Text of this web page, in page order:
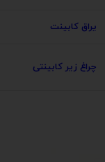
یراق کابینت
چراغ زیر کابینتی